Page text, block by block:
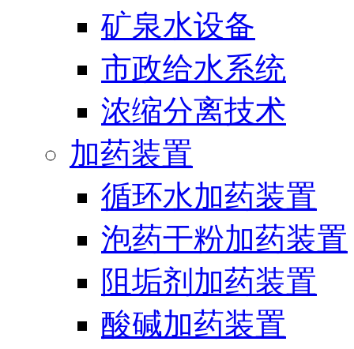
矿泉水设备
市政给水系统
浓缩分离技术
加药装置
循环水加药装置
泡药干粉加药装置
阻垢剂加药装置
酸碱加药装置